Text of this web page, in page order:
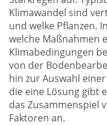
Klimawandel sind
und welke Pflanzen.
welche Maßnahmen
Klimabedingungen
von der
hin zur Auswahl
die eine Lösung gibt
das Zusammenspiel
Faktoren an.